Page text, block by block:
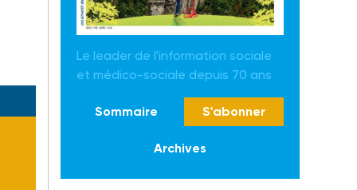
Le leader de l'information sociale
et médico-sociale depuis 70 ans
Sommaire S'abonner
Archives